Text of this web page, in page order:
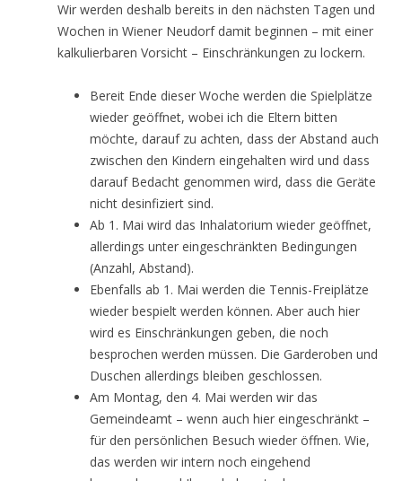
Wir werden deshalb bereits in den nächsten Tagen und
Wochen in Wiener Neudorf damit beginnen – mit einer
kalkulierbaren Vorsicht – Einschränkungen zu lockern.
Bereit Ende dieser Woche werden die Spielplätze
wieder geöffnet, wobei ich die Eltern bitten
möchte, darauf zu achten, dass der Abstand auch
zwischen den Kindern eingehalten wird und dass
darauf Bedacht genommen wird, dass die Geräte
nicht desinfiziert sind.
Ab 1. Mai wird das Inhalatorium wieder geöffnet,
allerdings unter eingeschränkten Bedingungen
(Anzahl, Abstand).
Ebenfalls ab 1. Mai werden die Tennis-Freiplätze
wieder bespielt werden können. Aber auch hier
wird es Einschränkungen geben, die noch
besprochen werden müssen. Die Garderoben und
Duschen allerdings bleiben geschlossen.
Am Montag, den 4. Mai werden wir das
Gemeindeamt – wenn auch hier eingeschränkt –
für den persönlichen Besuch wieder öffnen. Wie,
das werden wir intern noch eingehend